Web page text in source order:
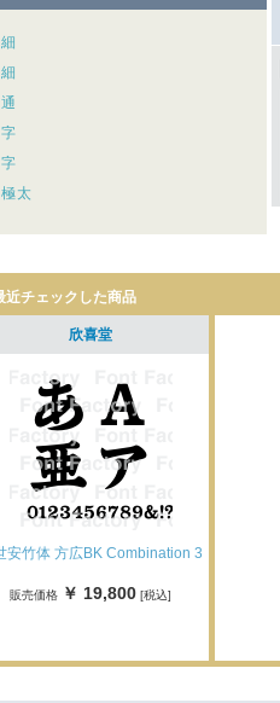
太
近チェックした商品
欣喜堂
安竹体 方広BK Combination 3
販売価格 ￥ 19,800[税込]